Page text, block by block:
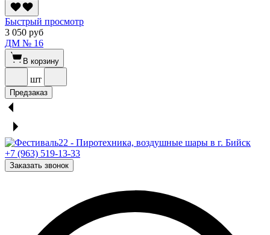
Быстрый просмотр
3 050 руб
ДМ № 16
В корзину
шт
Предзаказ
+7 (963) 519-13-33
Заказать звонок